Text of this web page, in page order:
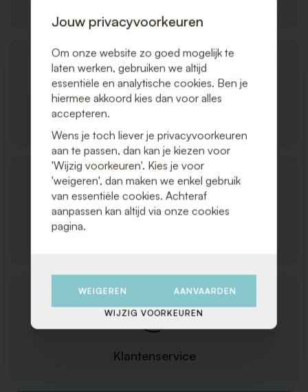
Producten/diensten
Klantenservice
Jouw privacyvoorkeuren
Om onze website zo goed mogelijk te
laten werken, gebruiken we altijd
essentiële en analytische cookies. Ben je
hiermee akkoord kies dan voor alles
accepteren.
Wens je toch liever je privacyvoorkeuren
aan te passen, dan kan je kiezen voor
'Wijzig voorkeuren'. Kies je voor
'weigeren', dan maken we enkel gebruik
van essentiële cookies. Achteraf
aanpassen kan altijd via onze cookies
pagina.
WEIGEREN AANVAARDEN
WIJZIG VOORKEUREN